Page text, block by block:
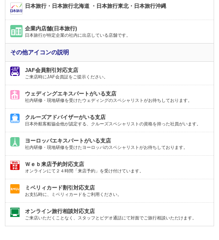
日本旅行・日本旅行北海道 ・日本旅行東北・日本旅行沖縄
企業内店舗(日本旅行)
日本旅行が特定企業の社内に出店している店舗です。
その他アイコンの説明
JAF会員割引対応支店
ご来店時にJAF会員証をご提示ください。
ウェディングエキスパートがいる支店
社内研修・現地研修を受けたウェディングのスペシャリストがお待ちしております。
クルーズアドバイザーがいる支店
日本外航客船協会他が認定する、クルーズスペシャリストの資格を持った社員がいます。
ヨーロッパエキスパートがいる支店
社内研修・現地研修を受けたヨーロッパのスペシャリストがお待ちしております。
Ｗｅｂ来店予約対応支店
オンラインにて２４時間「来店予約」を受け付けています。
ミベリィカード割引対応支店
お支払時に、ミベリィカードをご利用ください。
オンライン旅行相談対応支店
ご来店いただくことなく、スタッフとビデオ通話にて対面でご旅行相談いただけます。